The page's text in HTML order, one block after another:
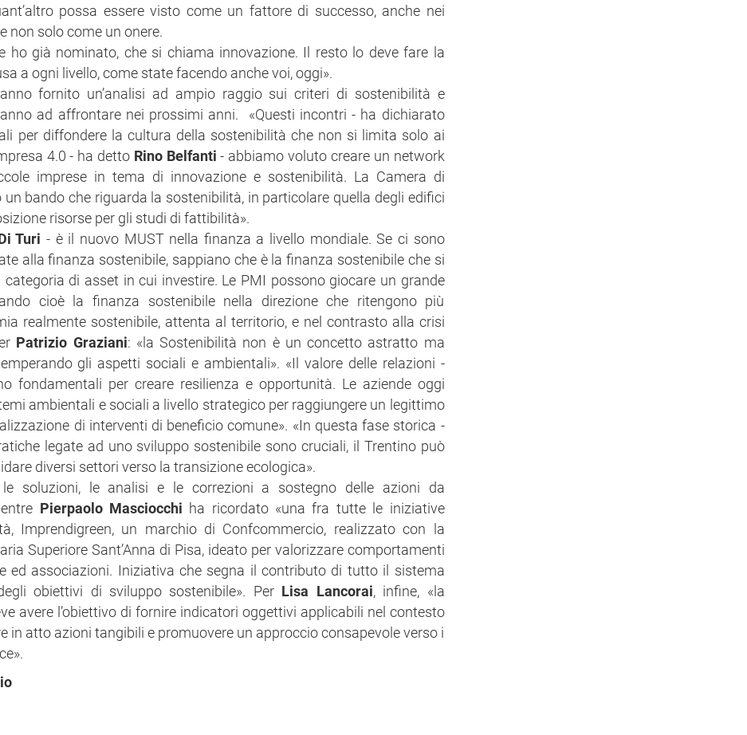
possa essere visto come un fattore di successo, anche nei
non solo come un onere.
ho già nominato, che si chiama innovazione. Il resto lo deve fare la
a ogni livello, come state facendo anche voi, oggi».
fornito un’analisi ad ampio raggio sui criteri di sostenibilità e
ad affrontare nei prossimi anni. «Questi incontri - ha dichiarato
per diffondere la cultura della sostenibilità che non si limita solo ai
4.0 - ha detto Rino Belfanti- abbiamo voluto creare un network
imprese in tema di innovazione e sostenibilità. La Camera di
bando che riguarda la sostenibilità, in particolare quella degli edifici
risorse per gli studi di fattibilità».
Turi - è il nuovo MUST nella finanza a livello mondiale. Se ci sono
alla finanza sostenibile, sappiano che è la finanza sostenibile che si
di asset in cui investire. Le PMI possono giocare un grande
cioè la finanza sostenibile nella direzione che ritengono più
realmente sostenibile, attenta al territorio, e nel contrasto alla crisi
Patrizio Graziani: «la Sostenibilità non è un concetto astratto ma
gli aspetti sociali e ambientali». «Il valore delle relazioni -
fondamentali per creare resilienza e opportunità. Le aziende oggi
ambientali e sociali a livello strategico per raggiungere un legittimo
di interventi di beneficio comune». «In questa fase storica -
legate ad uno sviluppo sostenibile sono cruciali, il Trentino può
diversi settori verso la transizione ecologica».
soluzioni, le analisi e le correzioni a sostegno delle azioni da
Pierpaolo Masciocchi ha ricordato «una fra tutte le iniziative
Imprendigreen, un marchio di Confcommercio, realizzato con la
Superiore Sant’Anna di Pisa, ideato per valorizzare comportamenti
ed associazioni. Iniziativa che segna il contributo di tutto il sistema
obiettivi di sviluppo sostenibile». Per Lisa Lancorai, infine, «la
avere l’obiettivo di fornire indicatori oggettivi applicabili nel contesto
in atto azioni tangibili e promuovere un approccio consapevole verso i